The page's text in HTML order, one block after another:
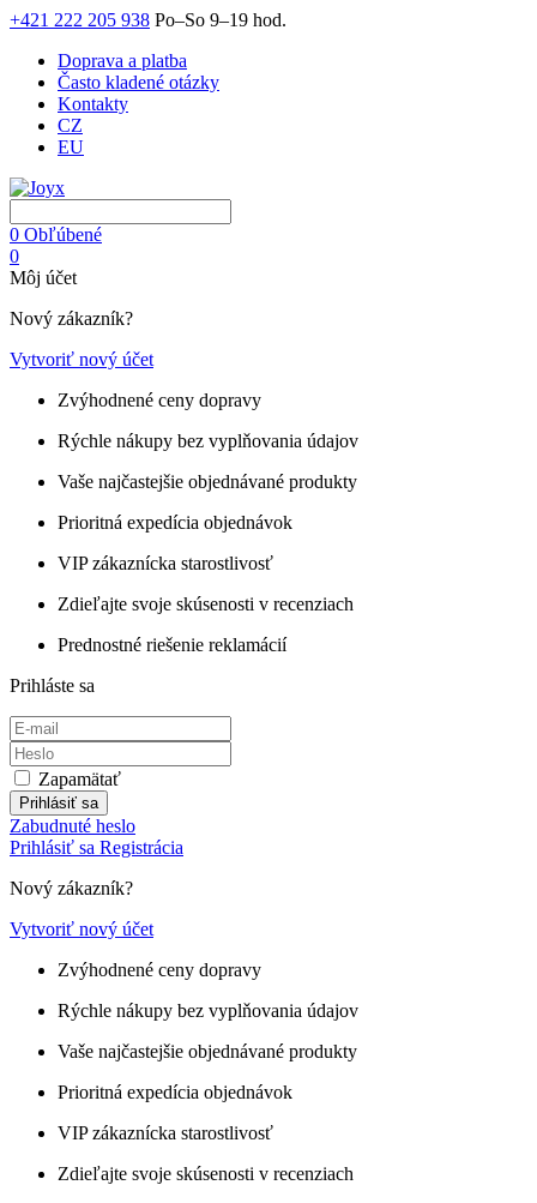
+421 222 205 938 Po–So 9–19 hod.
Doprava a platba
Často kladené otázky
Kontakty
CZ
EU
0 Obľúbené
0
Môj účet
Nový zákazník?
Vytvoriť nový účet
Zvýhodnené ceny dopravy
Rýchle nákupy bez vyplňovania údajov
Vaše najčastejšie objednávané produkty
Prioritná expedícia objednávok
VIP zákaznícka starostlivosť
Zdieľajte svoje skúsenosti v recenziach
Prednostné riešenie reklamácií
Prihláste sa
Zapamätať
Prihlásiť sa
Zabudnuté heslo
Prihlásiť sa Registrácia
Nový zákazník?
Vytvoriť nový účet
Zvýhodnené ceny dopravy
Rýchle nákupy bez vyplňovania údajov
Vaše najčastejšie objednávané produkty
Prioritná expedícia objednávok
VIP zákaznícka starostlivosť
Zdieľajte svoje skúsenosti v recenziach